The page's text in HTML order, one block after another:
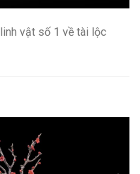
vật số 1 về tài lộc